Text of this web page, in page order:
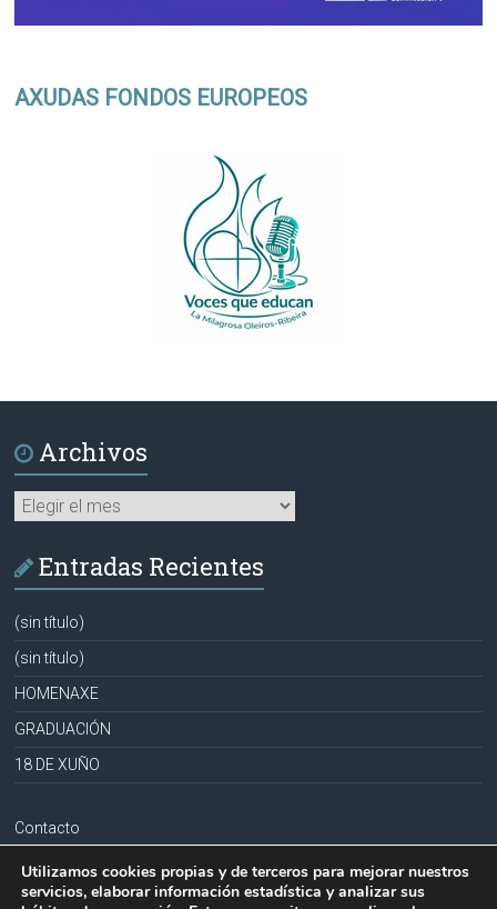
AXUDAS FONDOS EUROPEOS
Archivos
Archivos
Entradas Recientes
(sin título)
(sin título)
HOMENAXE
GRADUACIÓN
18 DE XUÑO
Contacto
Aviso legal
Política de privacidad
Utilizamos cookies propias y de terceros para mejorar nuestros
servicios, elaborar información estadística y analizar sus